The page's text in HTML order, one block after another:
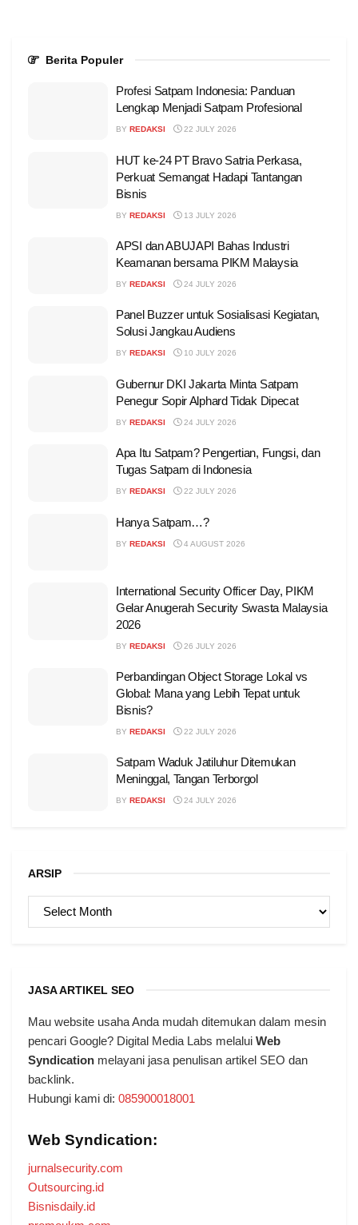
Berita Populer
Profesi Satpam Indonesia: Panduan
Lengkap Menjadi Satpam Profesional
BY REDAKSI 22 JULY 2026
HUT ke-24 PT Bravo Satria Perkasa,
Perkuat Semangat Hadapi Tantangan
Bisnis
BY REDAKSI 13 JULY 2026
APSI dan ABUJAPI Bahas Industri
Keamanan bersama PIKM Malaysia
BY REDAKSI 24 JULY 2026
Panel Buzzer untuk Sosialisasi Kegiatan,
Solusi Jangkau Audiens
BY REDAKSI 10 JULY 2026
Gubernur DKI Jakarta Minta Satpam
Penegur Sopir Alphard Tidak Dipecat
BY REDAKSI 24 JULY 2026
Apa Itu Satpam? Pengertian, Fungsi, dan
Tugas Satpam di Indonesia
BY REDAKSI 22 JULY 2026
Hanya Satpam…?
BY REDAKSI 4 AUGUST 2026
International Security Officer Day, PIKM
Gelar Anugerah Security Swasta Malaysia
2026
BY REDAKSI 26 JULY 2026
Perbandingan Object Storage Lokal vs
Global: Mana yang Lebih Tepat untuk
Bisnis?
BY REDAKSI 22 JULY 2026
Satpam Waduk Jatiluhur Ditemukan
Meninggal, Tangan Terborgol
BY REDAKSI 24 JULY 2026
ARSIP
ARSIP
JASA ARTIKEL SEO
Mau website usaha Anda mudah ditemukan dalam mesin
pencari Google? Digital Media Labs melalui Web
Syndication melayani jasa penulisan artikel SEO dan
backlink.
Hubungi kami di: 085900018001
Web Syndication:
jurnalsecurity.com
Outsourcing.id
Bisnisdaily.id